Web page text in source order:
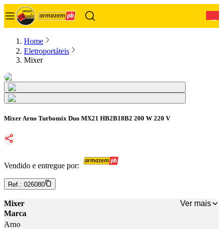
Home
Eletroportáteis
Mixer
Mixer Arno Turbomix Duo MX21 HB2B18B2 200 W 220 V
Vendido e entregue por:
Ref.: 026080
Mixer
Ver mais
Marca
Arno